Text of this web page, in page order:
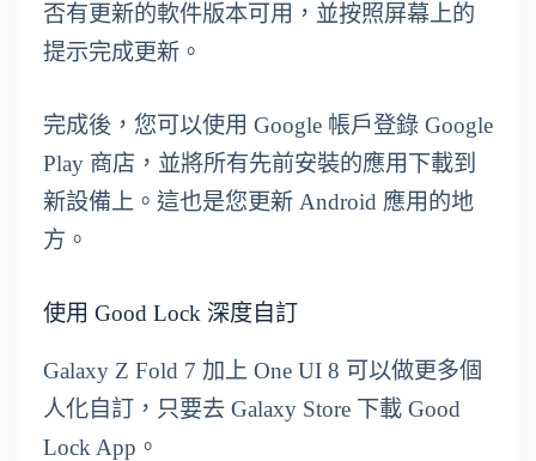
否有更新的軟件版本可用，並按照屏幕上的
提示完成更新。
完成後，您可以使用 Google 帳戶登錄 Google
Play 商店，並將所有先前安裝的應用下載到
新設備上。這也是您更新 Android 應用的地
方。
使用 Good Lock 深度自訂
Galaxy Z Fold 7 加上 One UI 8 可以做更多個
人化自訂，只要去 Galaxy Store 下載 Good
Lock App。